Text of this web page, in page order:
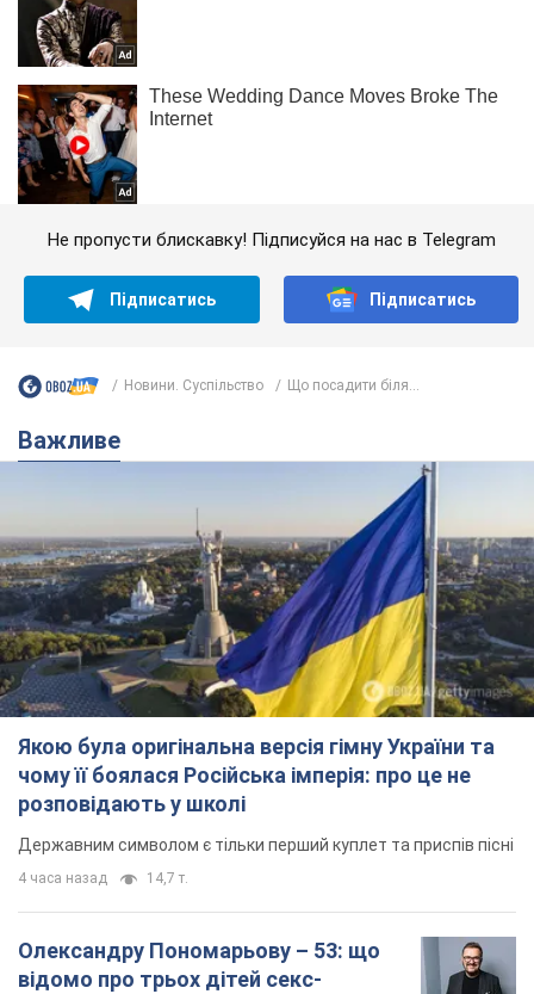
Не пропусти блискавку! Підписуйся на нас в Telegram
Підписатись Підписатись
Новини. Суспільство Що посадити біля...
Важливе
Якою була оригінальна версія гімну України та
чому її боялася Російська імперія: про це не
розповідають у школі
Державним символом є тільки перший куплет та приспів пісні
4 часа назад 14,7 т.
Олександру Пономарьову – 53: що
відомо про трьох дітей секс-